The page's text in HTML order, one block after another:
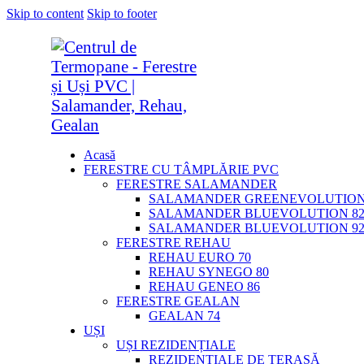
Skip to content Skip to footer
Acasă
FERESTRE CU TÂMPLĂRIE PVC
FERESTRE SALAMANDER
SALAMANDER
SALAMANDER BLUEVOLUTION 82
SALAMANDER BLUEVOLUTION 92
FERESTRE REHAU
REHAU EURO 70
REHAU SYNEGO 80
REHAU GENEO 86
FERESTRE GEALAN
GEALAN 74
UȘI
UȘI REZIDENȚIALE
REZIDENȚIALE DE TERASĂ